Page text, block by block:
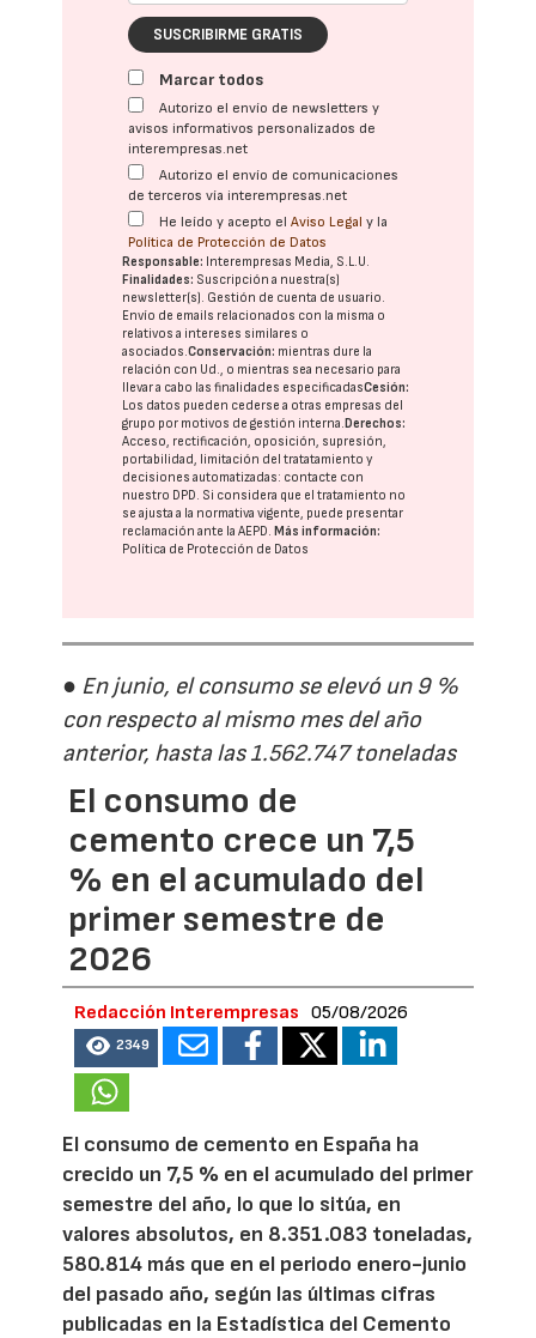
SUSCRIBIRME GRATIS
Marcar todos
Autorizo el envío de newsletters y
avisos informativos personalizados de
interempresas.net
Autorizo el envío de comunicaciones
de terceros vía interempresas.net
He leído y acepto elAviso Legal y la
Política de Protección de Datos
Responsable: Interempresas Media, S.L.U.
Finalidades: Suscripción a nuestra(s)
newsletter(s). Gestión de cuenta de usuario.
Envío de emails relacionados con la misma o
relativos a intereses similares o
asociados.Conservación: mientras dure la
relación con Ud., o mientras sea necesario para
llevar a cabo las finalidades especificadasCesión:
Los datos pueden cederse a otras empresas del
grupo por motivos de gestión interna. Derechos:
Acceso, rectificación, oposición, supresión,
portabilidad, limitación del tratatamiento y
decisiones automatizadas: contacte con
nuestro DPD. Si considera que el tratamiento no
se ajusta a la normativa vigente, puede presentar
reclamación ante laAEPD. Más información:
Política de Protección de Datos
● En junio, el consumo se elevó un 9 %
con respecto al mismo mes del año
anterior, hasta las 1.562.747 toneladas
El consumo de
cemento crece un 7,5
% en el acumulado del
primer semestre de
2026
Redacción Interempresas 05/08/2026
2349
El consumo de cemento en España ha
crecido un 7,5 % en el acumulado del primer
semestre del año, lo que lo sitúa, en
valores absolutos, en 8.351.083 toneladas,
580.814 más que en el periodo enero-junio
del pasado año, según las últimas cifras
publicadas en la Estadística del Cemento